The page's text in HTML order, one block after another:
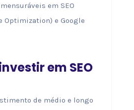
em SEO
Optimization) e Google
em SEO
de médio e longo